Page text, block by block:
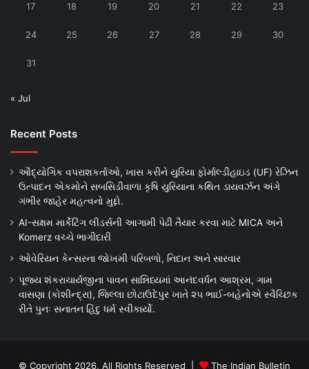
17 18 19 20 21 22 23
24 25 26 27 28 29 30
31
« Jul
Recent Posts
ઔદ્યોગિક વપરાશકર્તાઓ, ખાસ કરીને યુરિયા ફોર્માલ્ડીહાઇડ (UF) રેઝિન
ઉત્પાદન એકમોને સબસિડીવાળા કૃષિ યુરિયાના કથિત ડાયવર્ઝન અંગે
ગંભીર જાહેર મહત્વનો મુદ્દો.
AI-સક્ષમ માર્કેટિંગ લીડર્સની આગામી પેઢી તૈયાર કરવા માટે MICA અને
Komerz વચ્ચે ભાગીદારી
ઓવેરિયન કેન્સરના જોખમી પરિબળો, નિદાન અને સારવાર
પૂજ્ય શંકરાચાર્યજીના પાવન સાન્નિધ્યમાં આનંદવર્ધન આશ્રમ, ગામ
વાસણા (કોશીન્દ્રા), જિલ્લા છોટાઉદેપુર ખાતે ૨૫ ભાઈ-બહેનોએ સ્વૈચ્છિક
રીતે પુનઃ સનાતન હિંદુ ધર્મ સ્વીકાર્યો.
© Copyright 2026, All Rights Reserved | The Indian Bulletin